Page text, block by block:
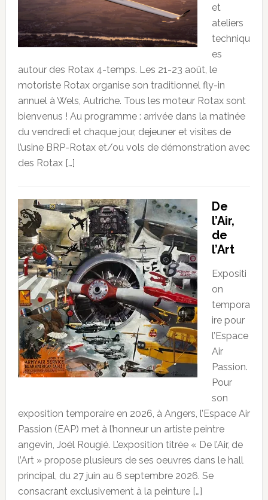
et
ateliers
techniqu
es
autour des Rotax 4-temps. Les 21-23 août, le
motoriste Rotax organise son traditionnel fly-in
annuel à Wels, Autriche. Tous les moteur Rotax sont
bienvenus ! Au programme : arrivée dans la matinée
du vendredi et chaque jour, dejeuner et visites de
l’usine BRP-Rotax et/ou vols de démonstration avec
des Rotax […]
De
l’Air,
de
l’Art
Expositi
on
tempora
ire pour
l’Espace
Air
Passion.
Pour
son
exposition temporaire en 2026, à Angers, l’Espace Air
Passion (EAP) met à l’honneur un artiste peintre
angevin, Joël Rougié. L’exposition titrée « De l’Air, de
l’Art » propose plusieurs de ses oeuvres dans le hall
principal, du 27 juin au 6 septembre 2026. Se
consacrant exclusivement à la peinture […]